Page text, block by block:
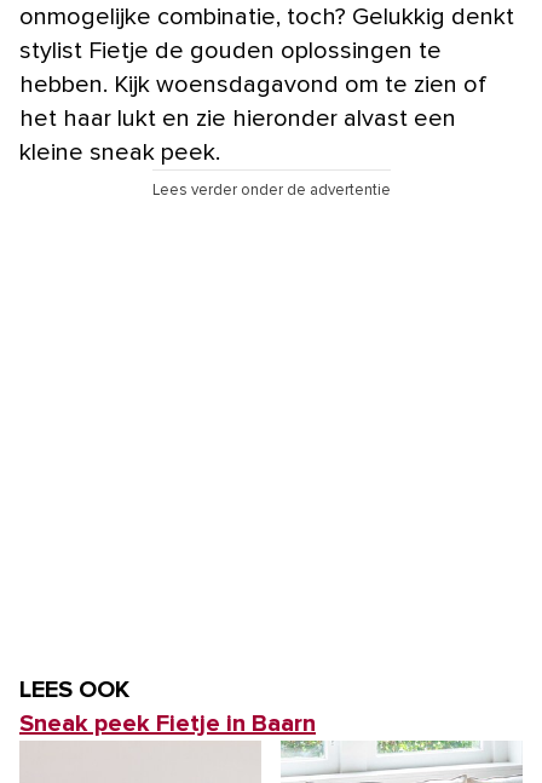
onmogelijke combinatie, toch? Gelukkig denkt
stylist Fietje de gouden oplossingen te
hebben. Kijk woensdagavond om te zien of
het haar lukt en zie hieronder alvast een
kleine sneak peek.
Lees verder onder de advertentie
LEES OOK
Sneak peek Fietje in Baarn